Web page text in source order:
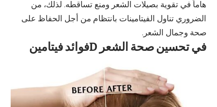
هاماً في تقوية بصيلات الشعر ومنع تساقطه. لذلك، من
الضروري تناول الفيتامينات بانتظام من أجل الحفاظ على
صحة وجمال الشعر.
فوائد فيتامينD في تحسين صحة الشعر